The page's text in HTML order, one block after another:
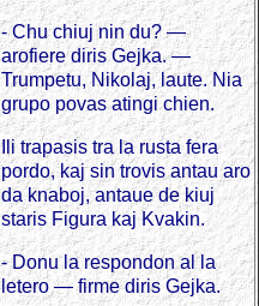
- Сhu chiuj nin du? —
arofiere diris Gejka. —
Trumpetu, Nikolaj, laute. Nia
grupo povas atingi chien.
Ili trapasis tra la rusta fera
pordo, kaj sin trovis antau aro
da knaboj, antaue de kiuj
staris Figura kaj Kvakin.
- Donu la respondon al la
letero — firme diris Gejka.